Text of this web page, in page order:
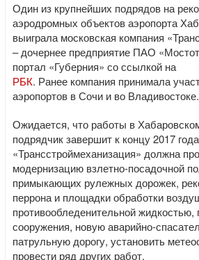
Один из крупнейших подрядов на
аэродромных объектов аэропорта
выиграла московская компания
– дочернее предприятие ПАО
портал «Губерния» со ссылкой на
РБК. Ранее компания принимала
аэропортов в Сочи и во Владивостоке.
Ожидается, что работы в
подрядчик завершит к концу 2017
«Трансстроймеханизация» должна
модернизацию взлетно-посадочной
примыкающих рулежных дорожек,
перрона и площадки обработки
противообледенительной жидкостью,
сооружения, новую аварийно-
патрульную дорогу, установить
провести ряд других работ.